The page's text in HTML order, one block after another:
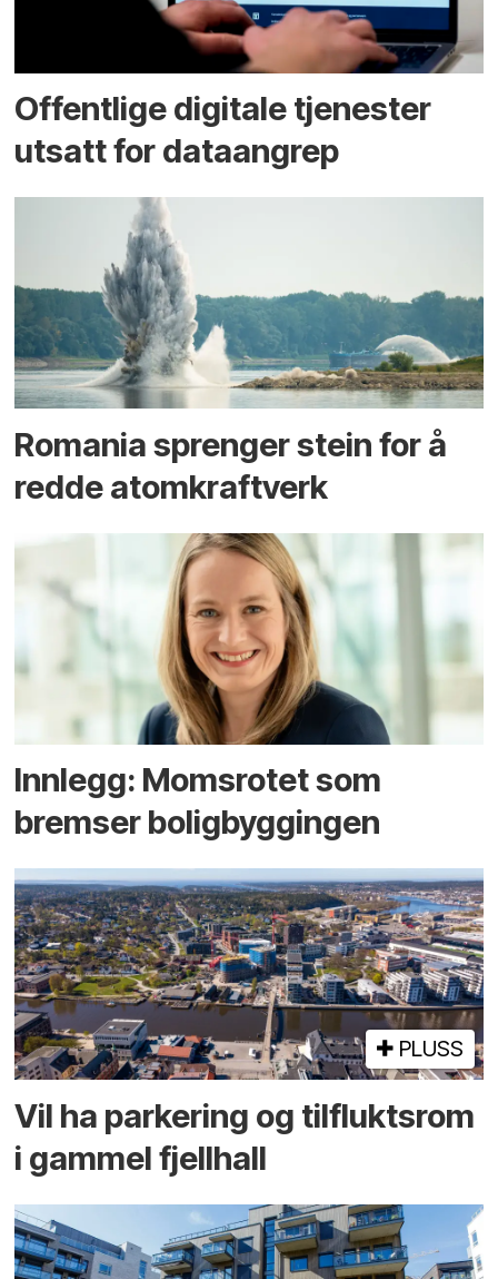
Offentlige digitale tjenester
utsatt for dataangrep
Romania sprenger stein for å
redde atomkraftverk
Innlegg: Moms­rotet som
bremser bolig­byggingen
PLUSS
Vil ha parkering og tilflukts­rom
i gammel fjellhall